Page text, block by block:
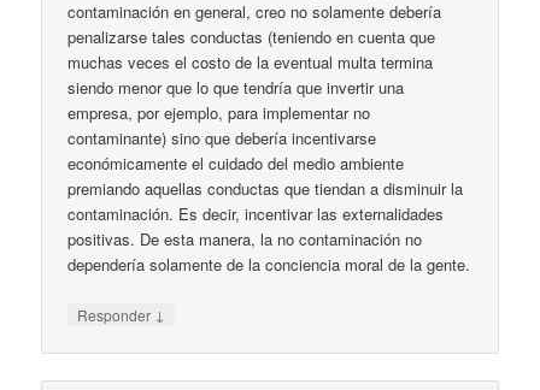
contaminación en general, creo no solamente debería
penalizarse tales conductas (teniendo en cuenta que
muchas veces el costo de la eventual multa termina
siendo menor que lo que tendría que invertir una
empresa, por ejemplo, para implementar no
contaminante) sino que debería incentivarse
económicamente el cuidado del medio ambiente
premiando aquellas conductas que tiendan a disminuir la
contaminación. Es decir, incentivar las externalidades
positivas. De esta manera, la no contaminación no
dependería solamente de la conciencia moral de la gente.
Responder ↓